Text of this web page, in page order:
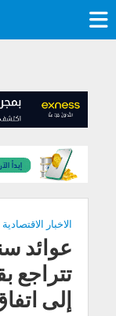
الاخبار الاقتصادية
عوائد
تتراجع
إلى